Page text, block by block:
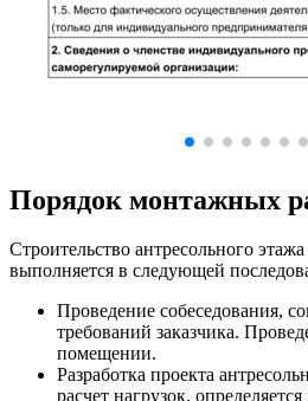
Порядок монтажных
Строительство антресольного
выполняется в следующей
Проведение собеседования,
требований заказчика.
помещении.
Разработка проекта
расчет нагрузок,